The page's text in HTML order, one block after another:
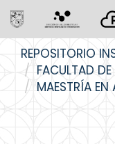
navigation
REPOSITORIO
FACULTAD
MAESTRÍA